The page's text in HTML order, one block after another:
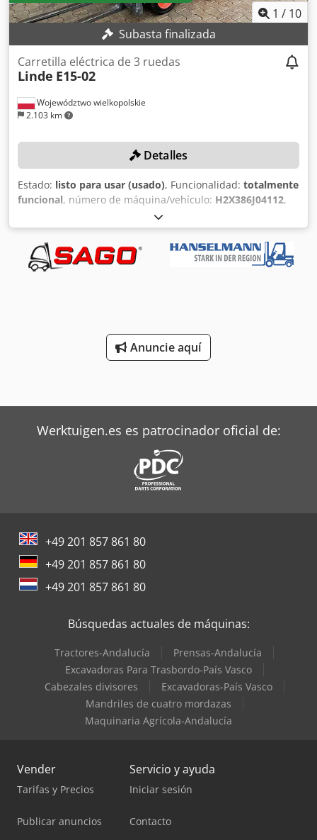
1 / 10
Subasta finalizada
Województwo wielkopolskie
2.103 km
Carretilla eléctrica de 3 ruedas
Linde E15-02
Detalles
Estado: listo para usar (usado), Funcionalidad: totalmente
funcional, número de máquina/vehículo: H2X386J04112,
, horas de funcionamiento:
capacidad de carga:1.500 kg, altura de elevación:3.150
mm, tipo de combustible: eléctrico, tipo de mástil:
Simplex, altura de construcción: 2.196 mm, Sin precio
mínimo: ¡venta garantizada al precio de oferta más alto!
3.150 mm DETALLES DE LA MÁQUINA Tipo de mástil:
Simplex Tipo de combustible: eléctrico Voltaje de la
batería: 24 V Horas de funcionamiento: 886 h Altura total:
SL16606
Anuncie aquí
Werktuigen.es es patrocinador oficial de:
+49 201 857 861 80
+49 201 857 861 80
+49 201 857 861 80
Búsquedas actuales de máquinas:
Tractores-Andalucía
Prensas-Andalucía
Excavadoras Para Trasbordo-País Vasco
Cabezales divisores
Excavadoras-País Vasco
Mandriles de cuatro mordazas
Maquinaria Agrícola-Andalucía
Vender
Tarifas y Precios
Publicar anuncios
Servicio y ayuda
Iniciar sesión
Contacto